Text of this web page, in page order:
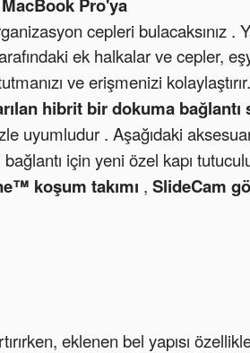
Pro'ya
cepleri bulacaksınız .
ek halkalar ve cepler,
ve erişmenizi kolaylaştırır.
hibrit bir dokuma
uyumludur . Aşağıdaki
için yeni özel kapı
koşum takımı , SlideCam
eklenen bel yapısı